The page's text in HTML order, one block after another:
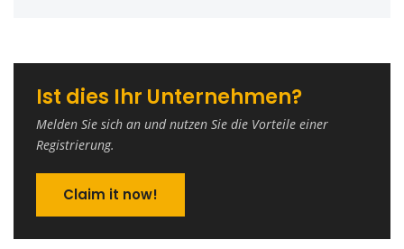
Ist dies Ihr Unternehmen?
Melden Sie sich an und nutzen Sie die Vorteile einer
Registrierung.
Claim it now!